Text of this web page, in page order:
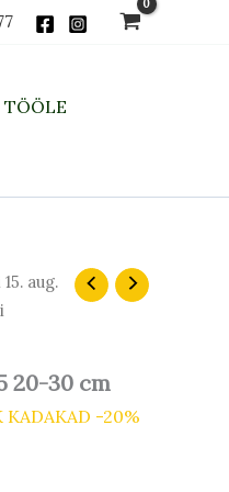
aug.
20-30 cm
KADAKAD -20%